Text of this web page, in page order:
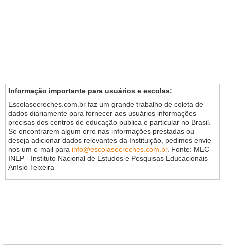
Informação importante para usuários e escolas:
Escolasecreches.com.br faz um grande trabalho de coleta de
dados diariamente para fornecer aos usuários informações
precisas dos centros de educação pública e particular no Brasil.
Se encontrarem algum erro nas informações prestadas ou
deseja adicionar dados relevantes da Instituição, pedimos envie-
nos um e-mail para info@escolasecreches.com.br. Fonte: MEC -
INEP - Instituto Nacional de Estudos e Pesquisas Educacionais
Anísio Teixeira